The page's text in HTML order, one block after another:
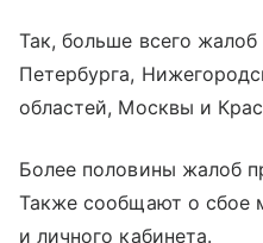
Так, больше всего
Петербурга,
областей, Москвы и
Более половины жалоб
Также сообщают о сбое
и личного кабинета.